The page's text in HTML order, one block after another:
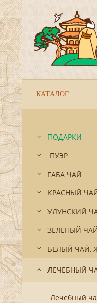
КАТАЛОГ
ПОДАРКИ
ПУЭР
ГАБА ЧАЙ
КРАСНЫЙ
УЛУНСКИЙ
ЗЕЛЁНЫЙ
БЕЛЫЙ ЧАЙ,
ЛЕЧЕБНЫЙ
Лечебный